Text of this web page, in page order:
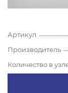
Артикул
Производитель
Количество в